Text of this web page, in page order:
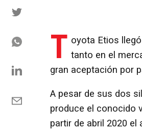
T oyota Etios
tanto en el
gran aceptación por
A pesar de sus dos
produce el conocido
partir de abril 2020